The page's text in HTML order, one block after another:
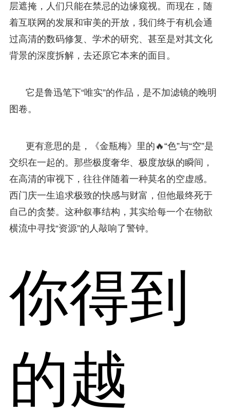
层遮掩，人们只能在禁忌的边缘窥视。而现在，随
着互联网的发展和审美的开放，我们终于有机会通
过高清的数码修复、学术的研究、甚至是对其文化
背景的深度拆解，去还原它本来的面目。
它是鲁迅笔下“唯实”的作品，是不加滤镜的晚明
图卷。
更有意思的是，《金瓶梅》里的🔥“色”与“空”是
交织在一起的。那些极度奢华、极度放纵的瞬间，
在高清的审视下，往往伴随着一种莫名的空虚感。
西门庆一生追求极致的快感与财富，但他最终死于
自己的贪婪。这种叙事结构，其实给每一个在物欲
横流中寻找“资源”的人敲响了警钟。
你得到
的越